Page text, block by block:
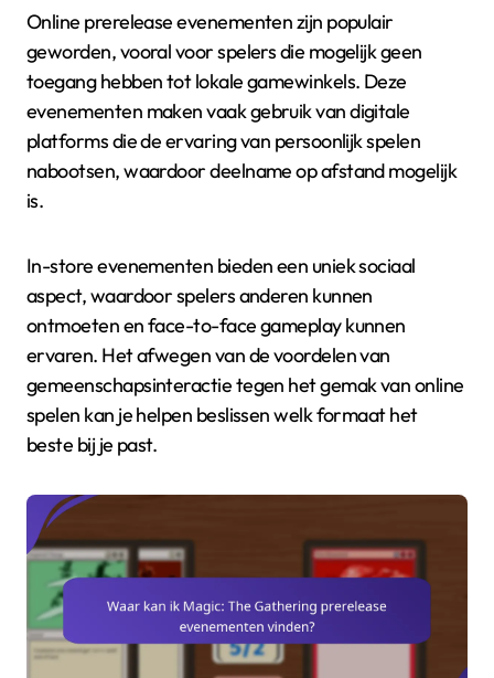
Online prerelease evenementen zijn populair
geworden, vooral voor spelers die mogelijk geen
toegang hebben tot lokale gamewinkels. Deze
evenementen maken vaak gebruik van digitale
platforms die de ervaring van persoonlijk spelen
nabootsen, waardoor deelname op afstand mogelijk
is.
In-store evenementen bieden een uniek sociaal
aspect, waardoor spelers anderen kunnen
ontmoeten en face-to-face gameplay kunnen
ervaren. Het afwegen van de voordelen van
gemeenschapsinteractie tegen het gemak van online
spelen kan je helpen beslissen welk formaat het
beste bij je past.